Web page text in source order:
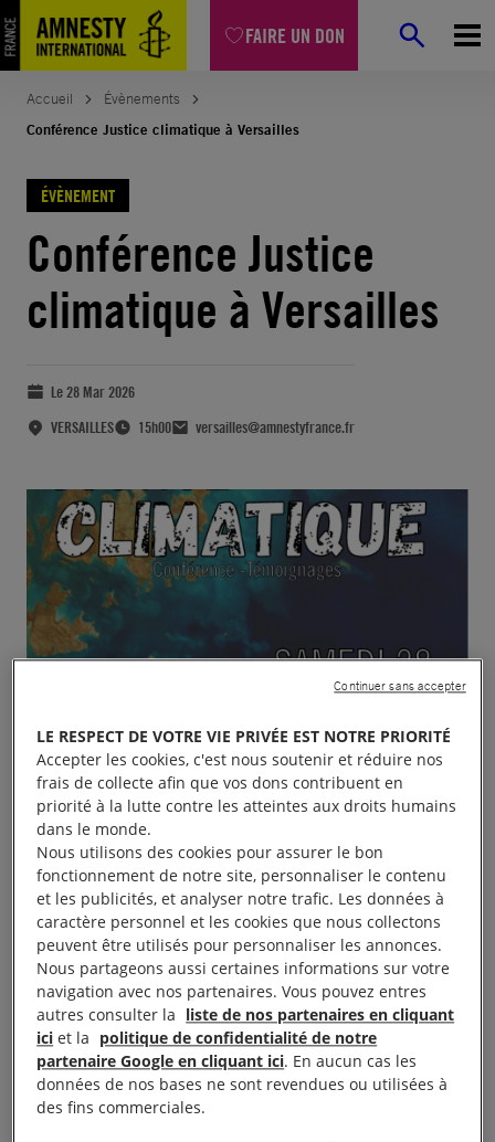
FAIRE UN DON
Accueil
Évènements
Conférence Justice climatique à Versailles
ÉVÈNEMENT
Conférence Justice
climatique à Versailles
Le 28 Mar 2026
VERSAILLES
15h00 versailles@amnestyfrance.fr
JUSTICE CLIMATIQUE – CONFERENCE ET
TEMOIGNAGNES
Conférence de 15 h 00 à 17 h 00
LE RESPECT DE VOTRE VIE PRIVÉE EST NOTRE PRIORITÉ
Accepter les cookies, c'est nous soutenir et réduire nos
frais de collecte afin que vos dons contribuent en
priorité à la lutte contre les atteintes aux droits humains
dans le monde.
Nous utilisons des cookies pour assurer le bon
fonctionnement de notre site, personnaliser le contenu
et les publicités, et analyser notre trafic. Les données à
caractère personnel et les cookies que nous collectons
peuvent être utilisés pour personnaliser les annonces.
Nous partageons aussi certaines informations sur votre
navigation avec nos partenaires. Vous pouvez entres
autres consulter la liste de nos partenaires en cliquant
ici et la politique de confidentialité de notre
partenaire Google en cliquant ici. En aucun cas les
données de nos bases ne sont revendues ou utilisées à
des fins commerciales.
Continuer sans accepter